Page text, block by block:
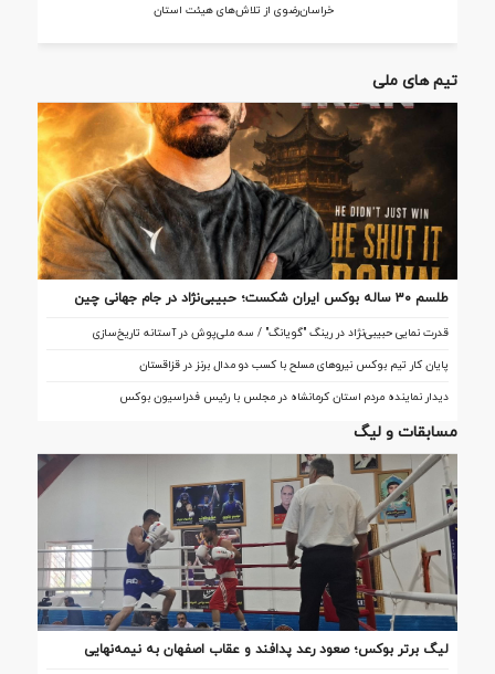
خراسان‌رضوی از تلاش‌های هیئت استان
تیم های ملی
طلسم ۳۰ ساله بوکس ایران شکست؛ حبیبی‌نژاد در جام جهانی چین
قدرت نمایی حبیبی‌نژاد در رینگ "گویانگ" / سه ملی‌پوش در آستانه تاریخ‌سازی
پایان کار تیم بوکس نیروهای مسلح با کسب دو مدال برنز در قزاقستان
دیدار نماینده مردم استان کرمانشاه در مجلس با رئیس فدراسیون بوکس
مسابقات و لیگ
لیگ برتر بوکس؛ صعود رعد پدافند و عقاب اصفهان به نیمه‌نهایی